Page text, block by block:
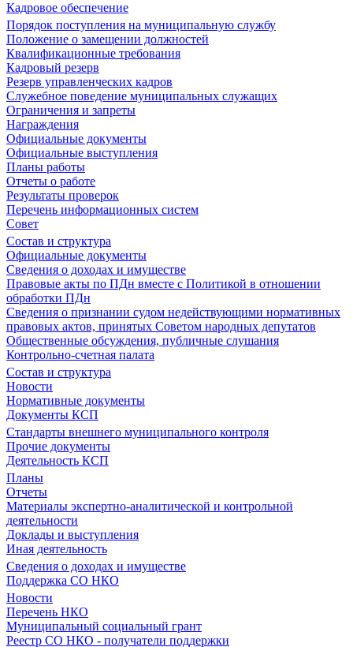
Кадровое обеспечение
Порядок поступления на муниципальную службу
Положение о замещении должностей
Квалификационные требования
Кадровый резерв
Резерв управленческих кадров
Служебное поведение муниципальных служащих
Ограничения и запреты
Награждения
Официальные документы
Официальные выступления
Планы работы
Отчеты о работе
Результаты проверок
Перечень информационных систем
Совет
Состав и структура
Официальные документы
Сведения о доходах и имуществе
Правовые акты по ПДн вместе с Политикой в отношении
обработки ПДн
Сведения о признании судом недействующими нормативных
правовых актов, принятых Советом народных депутатов
Общественные обсуждения, публичные слушания
Контрольно-счетная палата
Состав и структура
Новости
Нормативные документы
Документы КСП
Стандарты внешнего муниципального контроля
Прочие документы
Деятельность КСП
Планы
Отчеты
Материалы экспертно-аналитической и контрольной
деятельности
Доклады и выступления
Иная деятельность
Сведения о доходах и имуществе
Поддержка СО НКО
Новости
Перечень НКО
Муниципальный социальный грант
Реестр СО НКО - получатели поддержки